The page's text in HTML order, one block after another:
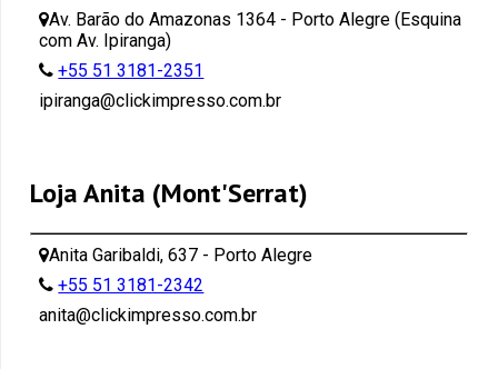
Av. Barão do Amazonas 1364 - Porto Alegre (Esquina
com Av. Ipiranga)
+55 51 3181-2351
ipiranga@clickimpresso.com.br
Loja Anita (Mont'Serrat)
Anita Garibaldi, 637 - Porto Alegre
+55 51 3181-2342
anita@clickimpresso.com.br